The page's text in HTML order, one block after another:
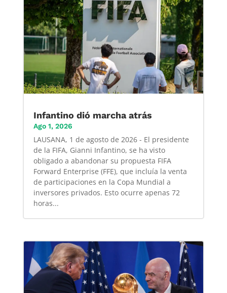
Infantino dió marcha atrás
Ago 1, 2026
LAUSANA, 1 de agosto de 2026 - El presidente
de la FIFA, Gianni Infantino, se ha visto
obligado a abandonar su propuesta FIFA
Forward Enterprise (FFE), que incluía la venta
de participaciones en la Copa Mundial a
inversores privados. Esto ocurre apenas 72
horas...